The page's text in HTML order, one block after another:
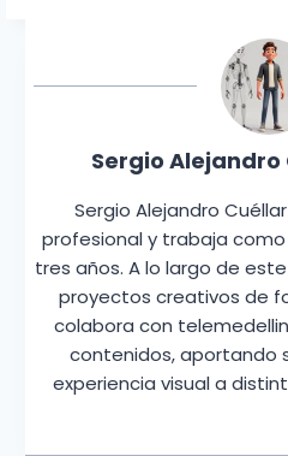
Sergio
Sergio Alejandro
profesional y trabaja
tres años. A lo largo de
proyectos creativos de
colabora con
contenidos, aportando
experiencia visual a